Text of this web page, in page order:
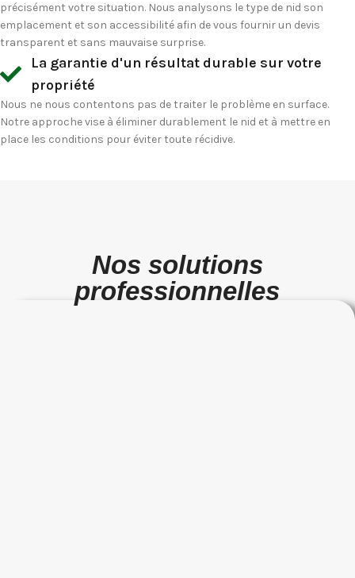
précisément votre situation. Nous analysons le type de nid son
emplacement et son accessibilité afin de vous fournir un devis
transparent et sans mauvaise surprise.
La garantie d'un résultat durable sur votre
propriété
Nous ne nous contentons pas de traiter le problème en surface.
Notre approche vise à éliminer durablement le nid et à mettre en
place les conditions pour éviter toute récidive.
Nos solutions
professionnelles